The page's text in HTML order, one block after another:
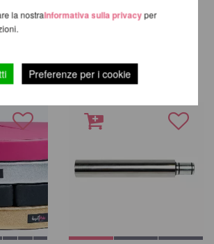
MARCA
la nostraInformativa sulla privacyper
Preferenze per i cookie